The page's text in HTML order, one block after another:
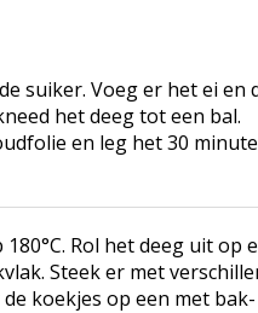
suiker. Voeg er het ei en
het deeg tot een bal.
en leg het 30
Rol het deeg uit op
Steek er met
koekjes op een met bak-